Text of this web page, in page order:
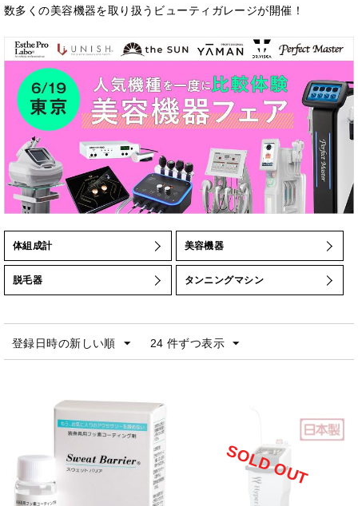
数多くの美容機器を取り扱うビューティガレージが開催！
体組成計 美容機器
脱毛器 タンニングマシン
登録日時の新しい順 24 件ずつ表示
SOLD OUT